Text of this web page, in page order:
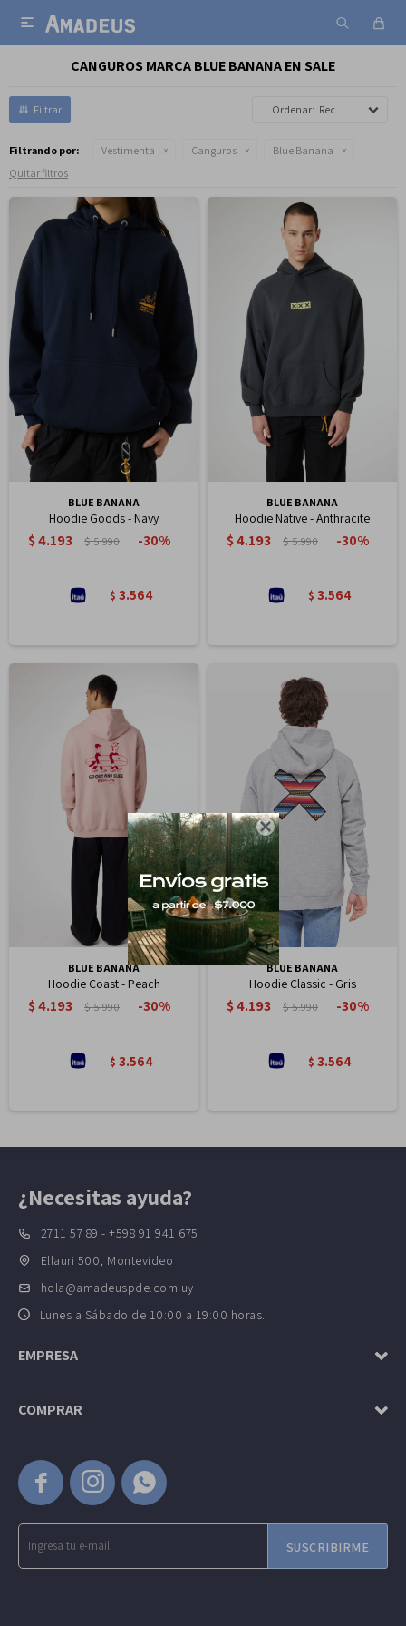


CANGUROS MARCA BLUE BANANA EN SALE
Recomendados
Filtrando por: Vestimenta Canguros
Blue Banana
Quitar filtros
BLUE BANANA
Hoodie Goods - Navy
$4.193 $5.990 30
$ 3.564
BLUE BANANA
Hoodie Native - Anthracite
$4.193 $5.990 30
$ 3.564
BLUE BANANA
Hoodie Coast - Peach
$4.193 $5.990 30
$ 3.564
BLUE BANANA
Hoodie Classic - Gris
$4.193 $5.990 30
$ 3.564
  
SUSCRIBIRME
¿Necesitas ayuda?
2711 57 89 - +598 91 941 675
Ellauri 500, Montevideo
hola@amadeuspde.com.uy
Lunes a Sábado de 10:00 a 19:00 horas.
EMPRESA
COMPRAR